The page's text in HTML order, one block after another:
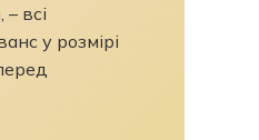
всі
у розмірі